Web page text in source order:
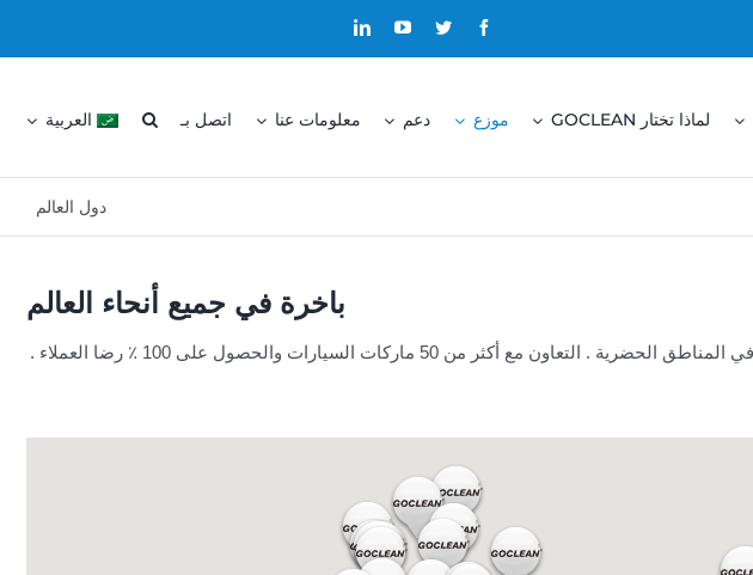
لماذا تختار GOCLEAN موزع دعم معلومات عنا اتصل بـ العربية
دول العالم
باخرة في جميع أنحاء العالم
وقد تم تصدير لدينا باخرة GoClean إلى 60 بلدا ، مع 10 موزعين وطنية حصرية و 35 موزعين في جميع أنحاء العالم في المناطق الحضرية . التعاون مع أكثر من 50 ماركات السيارات والحصول على 100 ٪ رضا العملاء .